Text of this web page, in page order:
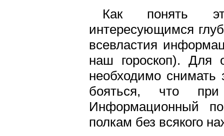
Как понять
интересующимся
всевластия
наш гороскоп). Для
необходимо
бояться, что
Информационный
полкам без всякого